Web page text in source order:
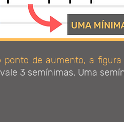
ponto de aumento, a
3 semínimas. Uma